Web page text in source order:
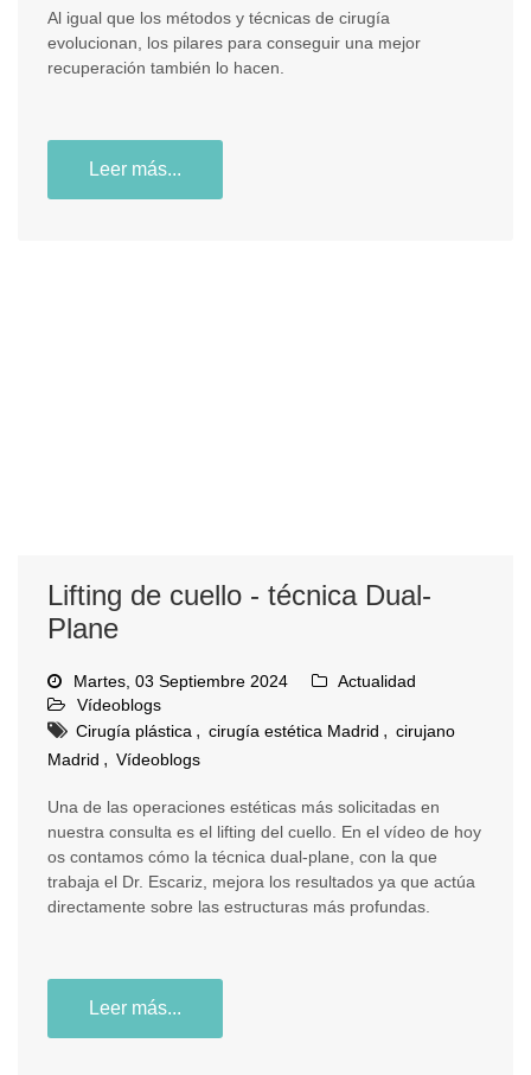
Al igual que los métodos y técnicas de cirugía
evolucionan, los pilares para conseguir una mejor
recuperación también lo hacen.
Leer más...
Lifting de cuello - técnica Dual-
Plane
Martes, 03 Septiembre 2024
Actualidad
Vídeoblogs
Cirugía plástica , cirugía estética Madrid , cirujano
Madrid , Vídeoblogs
Una de las operaciones estéticas más solicitadas en
nuestra consulta es el lifting del cuello. En el vídeo de hoy
os contamos cómo la técnica dual-plane, con la que
trabaja el Dr. Escariz, mejora los resultados ya que actúa
directamente sobre las estructuras más profundas.
Leer más...